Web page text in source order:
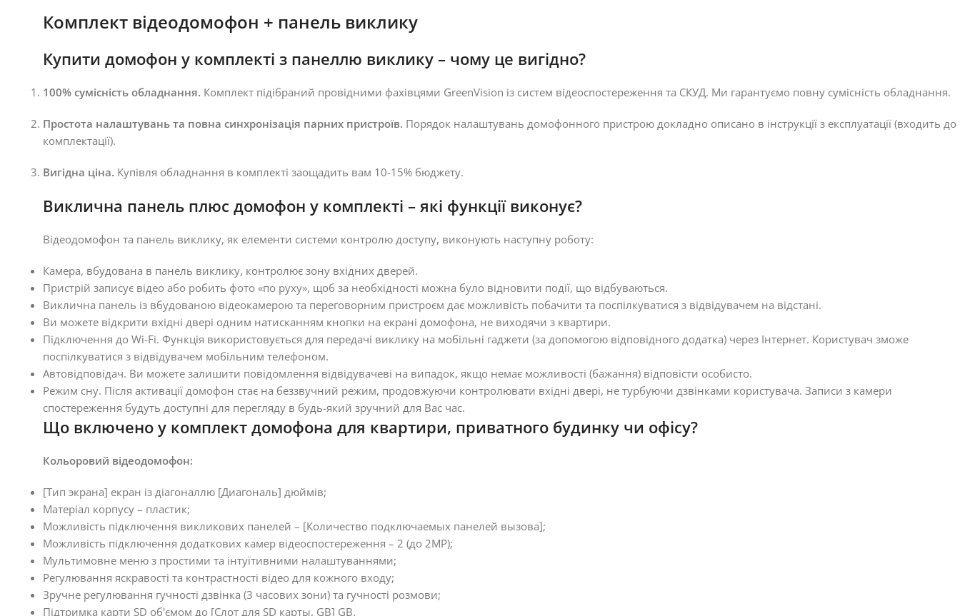
Комплект відеодомофон + панель виклику
Купити домофон у комплекті з панеллю виклику – чому це вигідно?
100% сумісність обладнання. Комплект підібраний провідними фахівцями GreenVision із систем відеоспостереження та СКУД. Ми гарантуємо повну сумісність обладнання.
Простота налаштувань та повна синхронізація парних пристроїв. Порядок налаштувань домофонного пристрою докладно описано в інструкції з експлуатації (входить до
комплектації).
Вигідна ціна. Купівля обладнання в комплекті заощадить вам 10-15% бюджету.
Виклична панель плюс домофон у комплекті – які функції виконує?
Відеодомофон та панель виклику, як елементи системи контролю доступу, виконують наступну роботу:
Камера, вбудована в панель виклику, контролює зону вхідних дверей.
Пристрій записує відео або робить фото «по руху», щоб за необхідності можна було відновити події, що відбуваються.
Виклична панель із вбудованою відеокамерою та переговорним пристроєм дає можливість побачити та поспілкуватися з відвідувачем на відстані.
Ви можете відкрити вхідні двері одним натисканням кнопки на екрані домофона, не виходячи з квартири.
Підключення до Wi-Fi. Функція використовується для передачі виклику на мобільні гаджети (за допомогою відповідного додатка) через Інтернет. Користувач зможе
поспілкуватися з відвідувачем мобільним телефоном.
Автовідповідач. Ви можете залишити повідомлення відвідувачеві на випадок, якщо немає можливості (бажання) відповісти особисто.
Режим сну. Після активації домофон стає на беззвучний режим, продовжуючи контролювати вхідні двері, не турбуючи дзвінками користувача. Записи з камери
спостереження будуть доступні для перегляду в будь-який зручний для Вас час.
Що включено у комплект домофона для квартири, приватного будинку чи офісу?
Кольоровий відеодомофон:
[Тип экрана] екран із діагоналлю [Диагональ] дюймів;
Матеріал корпусу – пластик;
Можливість підключення викликових панелей – [Количество подключаемых панелей вызова];
Можливість підключення додаткових камер відеоспостереження – 2 (до 2MP);
Мультимовне меню з простими та інтуїтивними налаштуваннями;
Регулювання яскравості та контрастності відео для кожного входу;
Зручне регулювання гучності дзвінка (3 часових зони) та гучності розмови;
Підтримка карти SD об'ємом до [Слот для SD карты, GB] GB.